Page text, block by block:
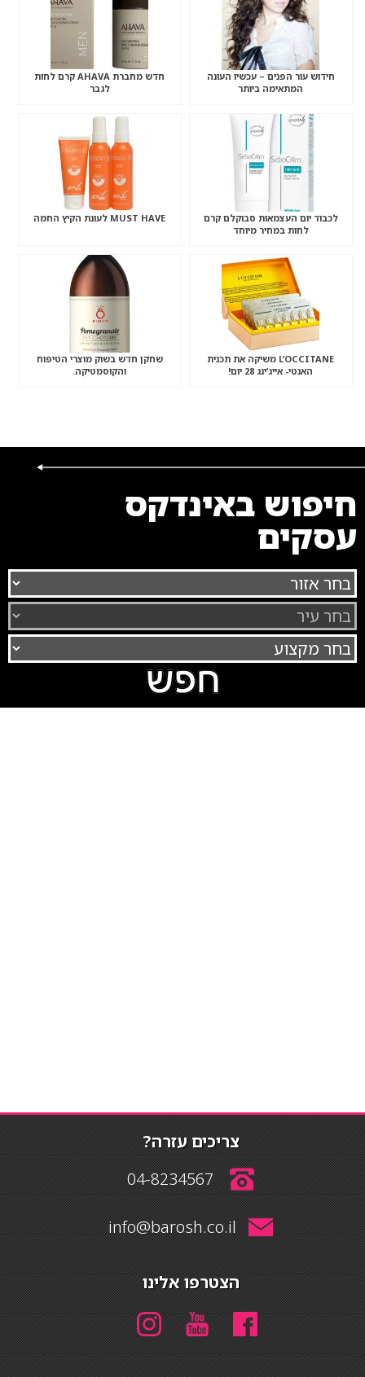
חידוש עור הפנים – עכשיו העונה
המתאימה ביותר
חדש מחברת AHAVA קרם לחות
לגבר
לכבוד יום העצמאות סבוקלם קרם
לחות במחיר מיוחד
MUST HAVE לעונת הקיץ החמה
L’OCCITANE משיקה את תכנית
האנטי- אייג’ינג 28 יום!
שחקן חדש בשוק מוצרי הטיפוח
והקוסמטיקה.
חיפוש באינדקס
עסקים
צריכים עזרה?
04-8234567
info@barosh.co.il
הצטרפו אלינו